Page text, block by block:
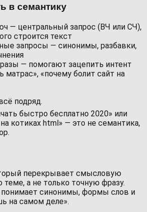
в семантику
— центральный запрос (ВЧ или СЧ),
строится текст
запросы — синонимы, разбавки,
— помогают зацепить интент
матрас», «почему болит сайт на
подряд.
быстро бесплатно 2020» или
котиках html» — это не семантика,
перекрывает смысловую
теме, а не только точную фразу.
синонимы, формы слов и
на самом деле».